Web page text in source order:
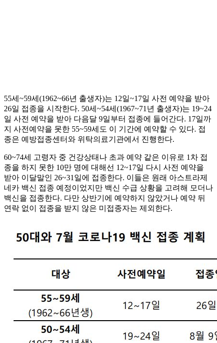
55세~59세(1962~66년 출생자)는 12일~17일 사전 예약을 받아
26일 접종을 시작한다. 50세~54세(1967~71년 출생자)는 19~24
일 사전 예약을 받아 다음달 9일부터 접종에 들어간다. 17일까
지 사전예약을 못한 55~59세도 이 기간에 예약할 수 있다. 접
종은 예방접종센터와 위탁의료기관에서 진행한다.
60~74세 고령자 중 건강상태나 초과 예약 같은 이유로 1차 접
종을 하지 못한 10만 명에 대해선 12~17일 다시 사전 예약을
받아 이달말인 26~31일에 접종한다. 이들은 원래 아스트라제
네카 백신 접종 예정이었지만 백신 수급 상황을 고려해 모더나
백신을 접종한다. 다만 상반기에 예약하지 않았거나 예약 뒤
연락 없이 접종을 받지 않은 미접종자는 제외한다.